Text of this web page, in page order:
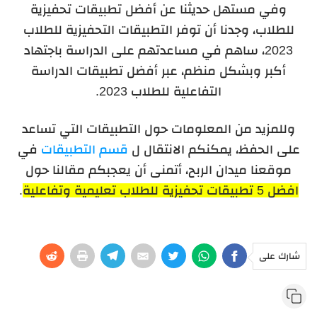
وفي مستهل حديثنا عن أفضل تطبيقات تحفيزية
للطلاب، وجدنا أن توفر التطبيقات التحفيزية للطلاب
2023، ساهم في مساعدتهم على الدراسة باجتهاد
أكبر وبشكل منظم، عبر أفضل تطبيقات الدراسة
التفاعلية للطلاب 2023.
وللمزيد من المعلومات حول التطبيقات التي تساعد
على الحفظ، يمكنكم الانتقال ل قسم التطبيقات في
موقعنا ميدان الربح، أتمنى أن يعجبكم مقالنا حول
افضل 5 تطبيقات تحفيزية للطلاب تعليمية وتفاعلية
.
شارك على